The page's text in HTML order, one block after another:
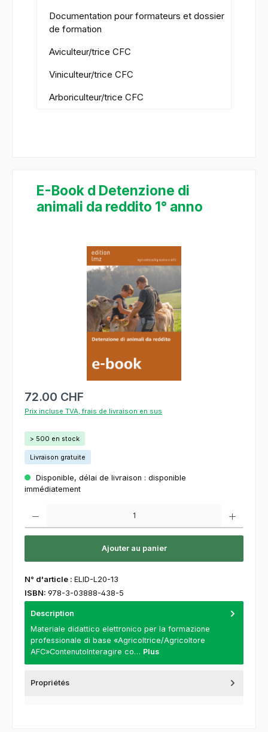
Documentation pour formateurs et dossier
de formation
Aviculteur/trice CFC
Viniculteur/trice CFC
Arboriculteur/trice CFC
E-Book d Detenzione di
animali da reddito 1° anno
Ignorer la galerie d'images
72.00 CHF
Prix incluse TVA, frais de livraison en sus
> 500 en stock
Livraison gratuite
Disponible, délai de livraison : disponible
immédiatement
Ajouter au panier
N° d'article : ELID-L20-13
ISBN: 978-3-03888-438-5
Description
Materiale didattico elettronico per la formazione
professionale di base «Agricoltrice/Agricoltore
AFC»ContenutoInteragire co… Plus
Propriétés